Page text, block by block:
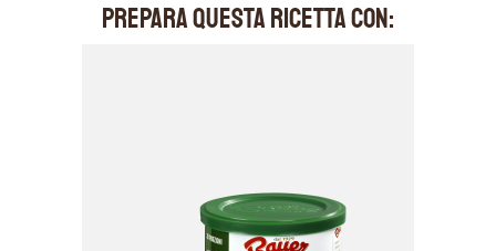
PREPARA QUESTA RICETTA CON: